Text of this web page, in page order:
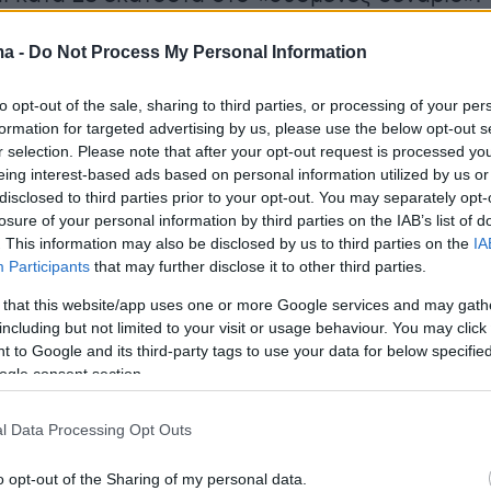
- Do Not Process My Personal Information
opt-out of the sale, sharing to third parties, or processing of your
for targeted advertising by us, please use the below opt-out
selection. Please note that after your opt-out request is processed
interest-based ads based on personal information utilized by us
to third parties prior to your opt-out. You may separately
of your personal information by third parties on the IAB’s list of
This information may also be disclosed by us to third parties on the
Participants that may further disclose it to other third parties.
that this website/app uses one or more Google services and may
but not limited to your visit or usage behaviour. You may
to Google and its third-party tags to use your data for below
consent section.
Data Processing Opt Outs
opt-out of the Sharing of my personal data.
η εξέλιξη αυτή έχει «κλειδώσει»
«θερμοχωρητικότητας» της θάλασσας,
μειωθεί ακόμα και αν περιοριστεί άμεσα το
θερμοκηπίου.
τις μακροπρόθεσμες συνέπειες από τα
καταγράφηκαν από το «Κλιματικό
που έχει εγκατασταθεί τα τελευταία δύο
συνεργασίαΑκαδημίας Αθηνών,Εθνικού
καιΕφορείας Αρχαιοτήτων Κυκλάδων,
μεταξύ άλλων: